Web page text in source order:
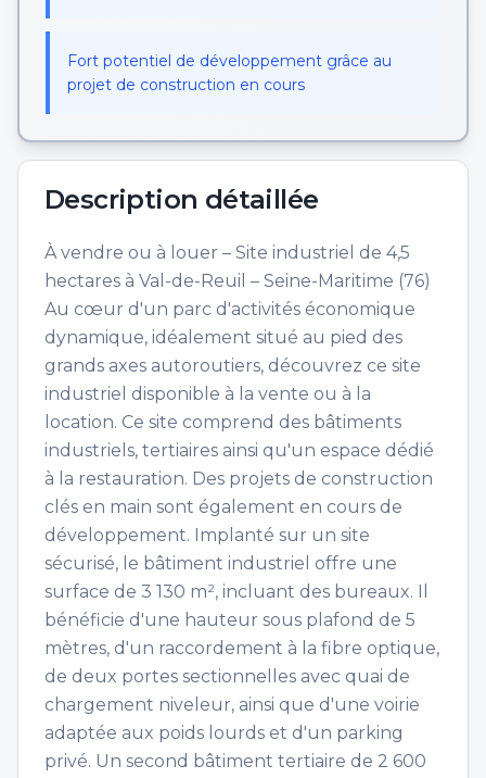
Fort potentiel de développement grâce au
projet de construction en cours
Description détaillée
À vendre ou à louer – Site industriel de 4,5
hectares à Val-de-Reuil – Seine-Maritime (76)
Au cœur d'un parc d'activités économique
dynamique, idéalement situé au pied des
grands axes autoroutiers, découvrez ce site
industriel disponible à la vente ou à la
location. Ce site comprend des bâtiments
industriels, tertiaires ainsi qu'un espace dédié
à la restauration. Des projets de construction
clés en main sont également en cours de
développement. Implanté sur un site
sécurisé, le bâtiment industriel offre une
surface de 3 130 m², incluant des bureaux. Il
bénéficie d'une hauteur sous plafond de 5
mètres, d'un raccordement à la fibre optique,
de deux portes sectionnelles avec quai de
chargement niveleur, ainsi que d'une voirie
adaptée aux poids lourds et d'un parking
privé. Un second bâtiment tertiaire de 2 600